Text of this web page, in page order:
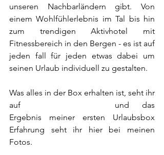
unseren Nachbarländern gibt. Von
einem Wohlfühlerlebnis im Tal bis hin
zum trendigen Aktivhotel mit
Fitnessbereich in den Bergen - es ist auf
jeden fall für jeden etwas dabei um
seinen Urlaub individuell zu gestalten.
Was alles in der Box erhalten ist, seht ihr
auf
und das
Ergebnis meiner ersten Urlaubsbox
Erfahrung seht ihr hier bei meinen
Fotos.